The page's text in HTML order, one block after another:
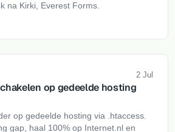
na Kirki, Everest Forms.
2 Jul
op gedeelde hosting
op gedeelde hosting via .htaccess.
gap, haal 100% op Internet.nl en